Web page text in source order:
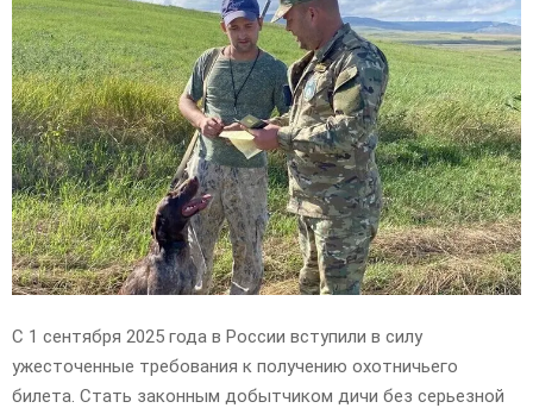
E
N
U
С 1 сентября 2025 года в России вступили в силу
ужесточенные требования к получению охотничьего
билета. Стать законным добытчиком дичи без серьезной